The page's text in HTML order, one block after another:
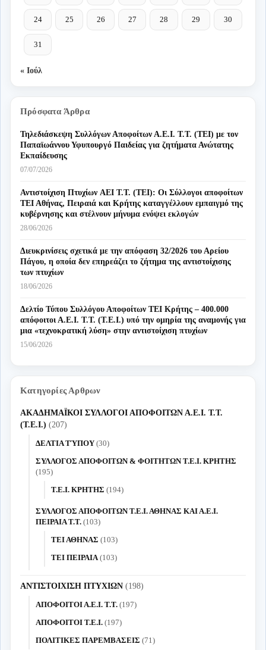
24 25 26 27 28 29 30
31
« Ιούλ
Πρόσφατα Άρθρα
Τηλεδιάσκεψη Συλλόγων Αποφοίτων Α.Ε.Ι. Τ.Τ. (ΤΕΙ) με τον
Παπαϊωάννου Υφυπουργό Παιδείας για ζητήματα Ανώτατης
Εκπαίδευσης
07/07/2026
Αντιστοίχιση Πτυχίων AEI T.T. (ΤΕΙ): Οι Σύλλογοι αποφοίτων
ΤΕΙ Αθήνας, Πειραιά και Κρήτης καταγγέλλουν εμπαιγμό της
κυβέρνησης και στέλνουν μήνυμα ενόψει εκλογών
28/06/2026
Διευκρινίσεις σχετικά με την απόφαση 32/2026 του Αρείου
Πάγου, η οποία δεν επηρεάζει το ζήτημα της αντιστοίχισης
των πτυχίων
18/06/2026
Δελτίο Τύπου Συλλόγου Αποφοίτων ΤΕΙ Κρήτης – 400.000
απόφοιτοι Α.Ε.Ι. Τ.Τ. (Τ.Ε.Ι.) υπό την ομηρία της αναμονής για
μια «τεχνοκρατική λύση» στην αντιστοίχιση πτυχίων
15/06/2026
Κατηγορίες Αρθρων
ΑΚΑΔΗΜΑΪΚΟΙ ΣΥΛΛΟΓΟΙ ΑΠΟΦΟΙΤΩΝ Α.Ε.Ι. Τ.Τ.
(Τ.Ε.Ι.) (207)
ΔΕΛΤΙΑ ΤΎΠΟΥ (30)
ΣΥΛΛΟΓΟΣ ΑΠΟΦΟΙΤΩΝ & ΦΟΙΤΗΤΩΝ Τ.Ε.Ι. ΚΡΗΤΗΣ
(195)
Τ.Ε.Ι. ΚΡΗΤΗΣ (194)
ΣΥΛΛΟΓΟΣ ΑΠΟΦΟΙΤΩΝ Τ.Ε.Ι. ΑΘΗΝΑΣ ΚΑΙ Α.Ε.Ι.
ΠΕΙΡΑΙΑ Τ.Τ. (103)
ΤΕΙ ΑΘΗΝΑΣ (103)
ΤΕΙ ΠΕΙΡΑΙΑ(103)
ΑΝΤΙΣΤΟΙΧΙΣΗ ΠΤΥΧΙΩΝ (198)
ΑΠΟΦΟΙΤΟΙ Α.Ε.Ι. Τ.Τ. (197)
ΑΠΟΦΟΙΤΟΙ Τ.Ε.Ι. (197)
ΠΟΛΙΤΙΚΕΣ ΠΑΡΕΜΒΑΣΕΙΣ (71)